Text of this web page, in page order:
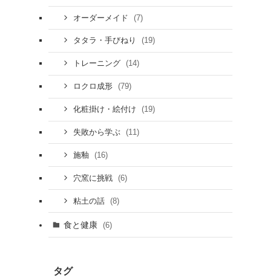
オーダーメイド (7)
タタラ・手びねり (19)
トレーニング (14)
ロクロ成形 (79)
化粧掛け・絵付け (19)
失敗から学ぶ (11)
施釉 (16)
穴窯に挑戦 (6)
粘土の話 (8)
食と健康 (6)
タグ